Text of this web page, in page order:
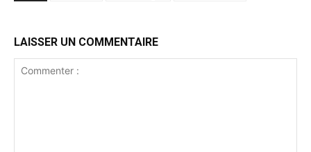
LAISSER UN COMMENTAIRE